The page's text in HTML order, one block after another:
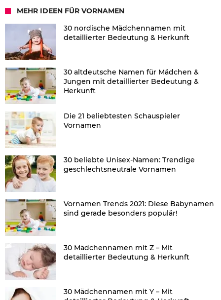
MEHR IDEEN FÜR VORNAMEN
30 nordische Mädchennamen mit
detaillierter Bedeutung & Herkunft
30 altdeutsche Namen für Mädchen &
Jungen mit detaillierter Bedeutung &
Herkunft
Die 21 beliebtesten Schauspieler
Vornamen
30 beliebte Unisex-Namen: Trendige
geschlechtsneutrale Vornamen
Vornamen Trends 2021: Diese Babynamen
sind gerade besonders populär!
30 Mädchennamen mit Z – Mit
detaillierter Bedeutung & Herkunft
30 Mädchennamen mit Y – Mit